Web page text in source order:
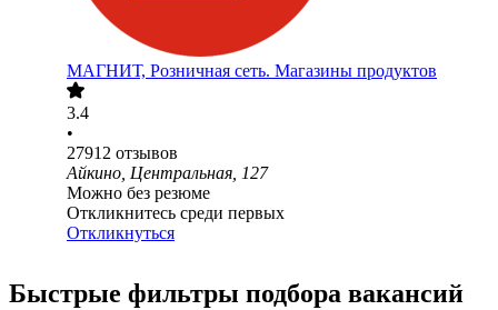
МАГНИТ, Розничная сеть. Магазины продуктов
3.4
•
27912 отзывов
Айкино, Центральная, 127
Можно без резюме
Откликнитесь среди первых
Откликнуться
Быстрые фильтры подбора вакансий